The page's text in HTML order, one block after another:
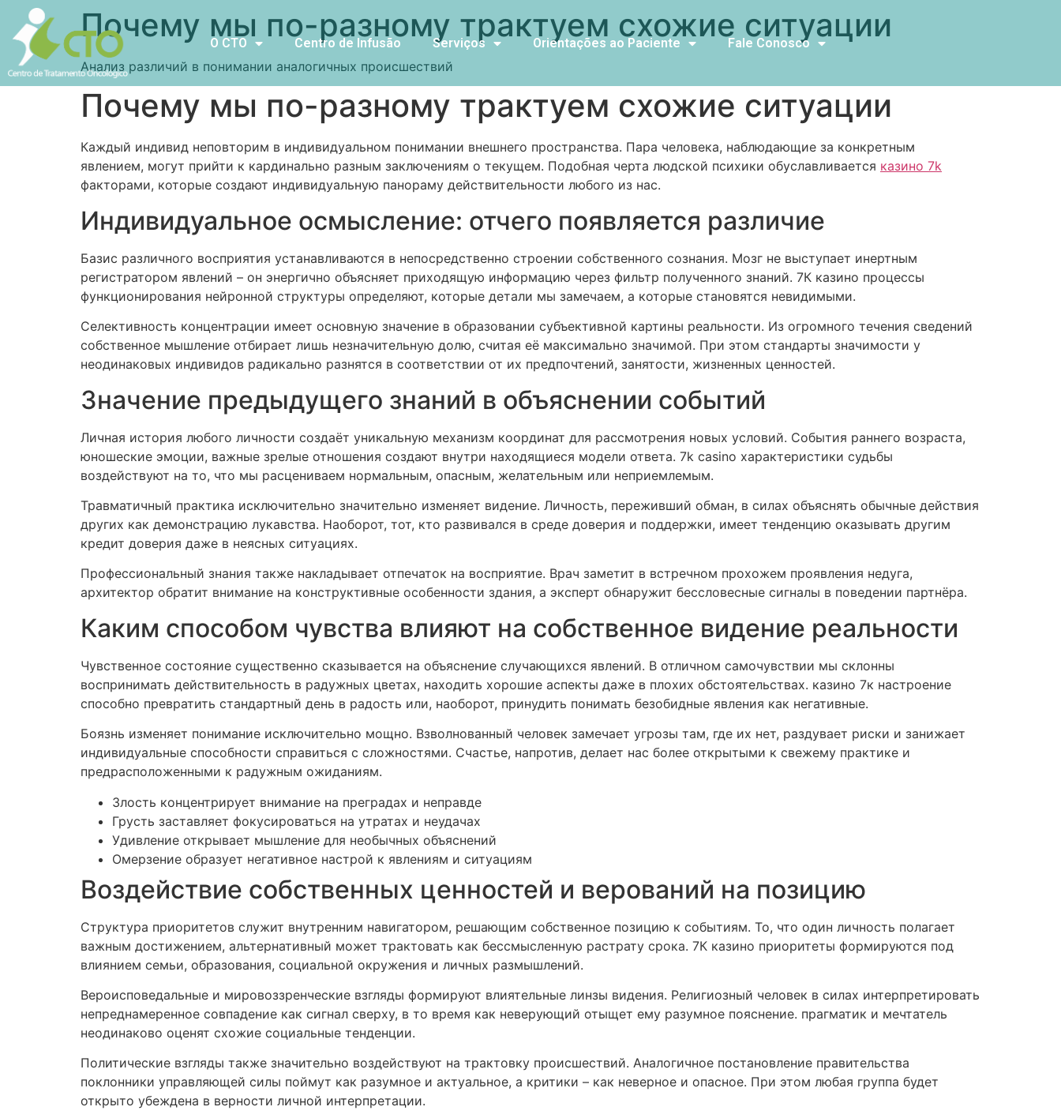
O CTO Centro de Infusão Serviços Orientações ao Paciente Fale Conosco
Почему мы по-разному трактуем схожие ситуации
Анализ различий в понимании аналогичных происшествий
Почему мы по-разному трактуем схожие ситуации
Каждый индивид неповторим в индивидуальном понимании внешнего пространства. Пара человека, наблюдающие за конкретным
явлением, могут прийти к кардинально разным заключениям о текущем. Подобная черта людской психики обуславливается казино 7k
факторами, которые создают индивидуальную панораму действительности любого из нас.
Индивидуальное осмысление: отчего появляется различие
Базис различного восприятия устанавливаются в непосредственно строении собственного сознания. Мозг не выступает инертным
регистратором явлений – он энергично объясняет приходящую информацию через фильтр полученного знаний. 7К казино процессы
функционирования нейронной структуры определяют, которые детали мы замечаем, а которые становятся невидимыми.
Селективность концентрации имеет основную значение в образовании субъективной картины реальности. Из огромного течения сведений
собственное мышление отбирает лишь незначительную долю, считая её максимально значимой. При этом стандарты значимости у
неодинаковых индивидов радикально разнятся в соответствии от их предпочтений, занятости, жизненных ценностей.
Значение предыдущего знаний в объяснении событий
Личная история любого личности создаёт уникальную механизм координат для рассмотрения новых условий. События раннего возраста,
юношеские эмоции, важные зрелые отношения создают внутри находящиеся модели ответа. 7k casino характеристики судьбы
воздействуют на то, что мы расцениваем нормальным, опасным, желательным или неприемлемым.
Травматичный практика исключительно значительно изменяет видение. Личность, переживший обман, в силах объяснять обычные действия
других как демонстрацию лукавства. Наоборот, тот, кто развивался в среде доверия и поддержки, имеет тенденцию оказывать другим
кредит доверия даже в неясных ситуациях.
Профессиональный знания также накладывает отпечаток на восприятие. Врач заметит в встречном прохожем проявления недуга,
архитектор обратит внимание на конструктивные особенности здания, а эксперт обнаружит бессловесные сигналы в поведении партнёра.
Каким способом чувства влияют на собственное видение реальности
Чувственное состояние существенно сказывается на объяснение случающихся явлений. В отличном самочувствии мы склонны
воспринимать действительность в радужных цветах, находить хорошие аспекты даже в плохих обстоятельствах. казино 7к настроение
способно превратить стандартный день в радость или, наоборот, принудить понимать безобидные явления как негативные.
Боязнь изменяет понимание исключительно мощно. Взволнованный человек замечает угрозы там, где их нет, раздувает риски и занижает
индивидуальные способности справиться с сложностями. Счастье, напротив, делает нас более открытыми к свежему практике и
предрасположенными к радужным ожиданиям.
Злость концентрирует внимание на преградах и неправде
Грусть заставляет фокусироваться на утратах и неудачах
Удивление открывает мышление для необычных объяснений
Омерзение образует негативное настрой к явлениям и ситуациям
Воздействие собственных ценностей и верований на позицию
Структура приоритетов служит внутренним навигатором, решающим собственное позицию к событиям. То, что один личность полагает
важным достижением, альтернативный может трактовать как бессмысленную растрату срока. 7К казино приоритеты формируются под
влиянием семьи, образования, социальной окружения и личных размышлений.
Вероисповедальные и мировоззренческие взгляды формируют влиятельные линзы видения. Религиозный человек в силах интерпретировать
непреднамеренное совпадение как сигнал сверху, в то время как неверующий отыщет ему разумное пояснение. прагматик и мечтатель
неодинаково оценят схожие социальные тенденции.
Политические взгляды также значительно воздействуют на трактовку происшествий. Аналогичное постановление правительства
поклонники управляющей силы поймут как разумное и актуальное, а критики – как неверное и опасное. При этом любая группа будет
открыто убеждена в верности личной интерпретации.